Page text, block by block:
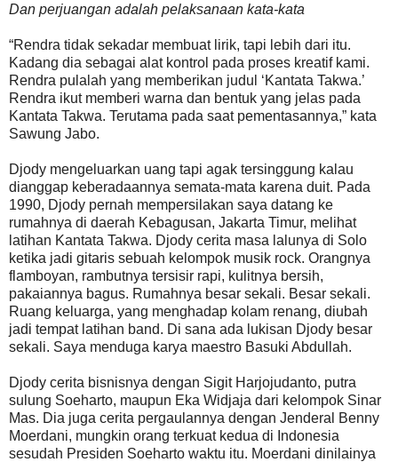
Dan perjuangan adalah pelaksanaan kata-kata
“Rendra tidak sekadar membuat lirik, tapi lebih dari itu.
Kadang dia sebagai alat kontrol pada proses kreatif kami.
Rendra pulalah yang memberikan judul ‘Kantata Takwa.’
Rendra ikut memberi warna dan bentuk yang jelas pada
Kantata Takwa. Terutama pada saat pementasannya,” kata
Sawung Jabo.
Djody mengeluarkan uang tapi agak tersinggung kalau
dianggap keberadaannya semata-mata karena duit. Pada
1990, Djody pernah mempersilakan saya datang ke
rumahnya di daerah Kebagusan, Jakarta Timur, melihat
latihan Kantata Takwa. Djody cerita masa lalunya di Solo
ketika jadi gitaris sebuah kelompok musik rock. Orangnya
flamboyan, rambutnya tersisir rapi, kulitnya bersih,
pakaiannya bagus. Rumahnya besar sekali. Besar sekali.
Ruang keluarga, yang menghadap kolam renang, diubah
jadi tempat latihan band. Di sana ada lukisan Djody besar
sekali. Saya menduga karya maestro Basuki Abdullah.
Djody cerita bisnisnya dengan Sigit Harjojudanto, putra
sulung Soeharto, maupun Eka Widjaja dari kelompok Sinar
Mas. Dia juga cerita pergaulannya dengan Jenderal Benny
Moerdani, mungkin orang terkuat kedua di Indonesia
sesudah Presiden Soeharto waktu itu. Moerdani dinilainya